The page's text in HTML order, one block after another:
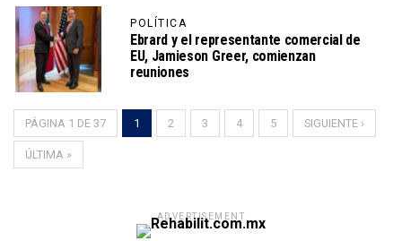
POLÍTICA
Ebrard y el representante comercial de
EU, Jamieson Greer, comienzan
reuniones
PÁGINA 1 DE 37 1 2 3 4 5 SIGUIENTE ›
ÚLTIMA »
ADVERTISEMENT